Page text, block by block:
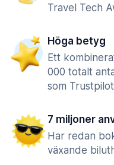
Travel Tech
Höga betyg
Ett
000 totalt
som
7 miljoner
Har redan
växande